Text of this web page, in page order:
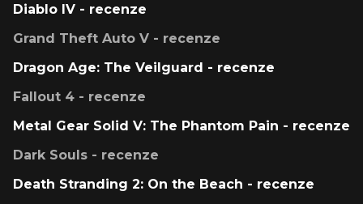
Diablo IV - recenze
Grand Theft Auto V - recenze
Dragon Age: The Veilguard - recenze
Fallout 4 - recenze
Metal Gear Solid V: The Phantom Pain - recenze
Dark Souls - recenze
Death Stranding 2: On the Beach - recenze